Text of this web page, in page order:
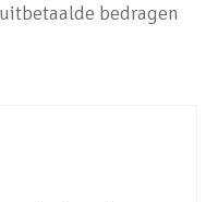
bedragen